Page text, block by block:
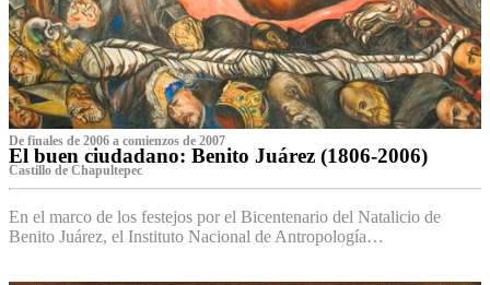
De finales de 2006 a comienzos de 2007
El buen ciudadano: Benito Juárez (1806-2006)
Castillo de Chapultepec
En el marco de los festejos por el Bicentenario del Natalicio de
Benito Juárez, el Instituto Nacional de Antropología…